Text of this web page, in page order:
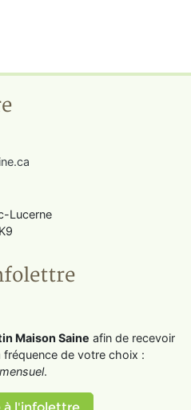
Lucerne
Maison Saine afin de recevoir
fréquence de votre choix :
.